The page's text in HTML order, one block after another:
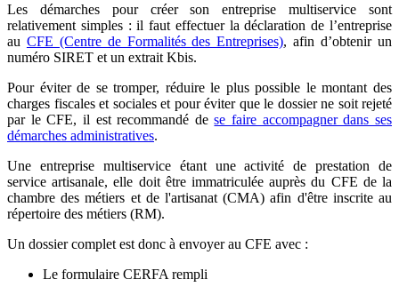
Les démarches pour créer son entreprise multiservice sont
relativement simples : il faut effectuer la déclaration de l’entreprise
au CFE (Centre de Formalités des Entreprises), afin d’obtenir un
numéro SIRET et un extrait Kbis.
Pour éviter de se tromper, réduire le plus possible le montant des
charges fiscales et sociales et pour éviter que le dossier ne soit rejeté
par le CFE, il est recommandé dese faire accompagner dans ses
démarches administratives.
Une entreprise multiservice étant une activité de prestation de
service artisanale, elle doit être immatriculée auprès du CFE de la
chambre des métiers et de l'artisanat (CMA) afin d'être inscrite au
répertoire des métiers (RM).
Un dossier complet est donc à envoyer au CFE avec :
Le formulaire CERFA rempli